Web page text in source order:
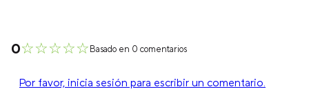
☆☆☆☆☆
0 Basado en 0 comentarios
Por favor, inicia sesión para escribir un comentario.